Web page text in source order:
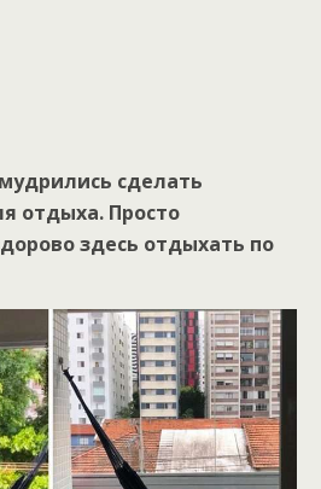
сделать
отдыха. Просто
здесь отдыхать по